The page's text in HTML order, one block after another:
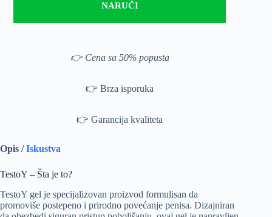
NARUČI
👉 Cena sa 50% popusta
👉 Brza isporuka
👉 Garancija kvaliteta
Opis /Iskustva
TestoY – Šta je to?
TestoY gel je specijalizovan proizvod formulisan da
promoviše postepeno i prirodno povećanje penisa. Dizajniran